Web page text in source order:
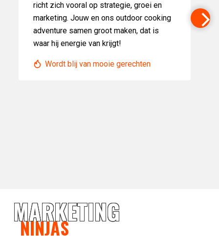
richt zich vooral op strategie, groei en
marketing. Jouw en ons outdoor cooking
adventure samen groot maken, dat is
waar hij energie van krijgt!
Wordt blij van mooie gerechten
MARKETING
NINJAS